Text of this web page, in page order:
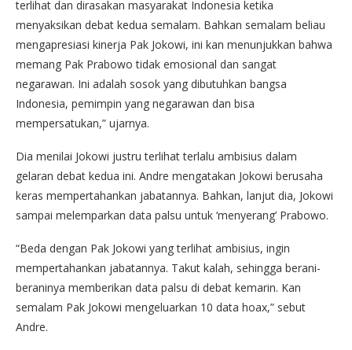
terlihat dan dirasakan masyarakat Indonesia ketika
menyaksikan debat kedua semalam. Bahkan semalam beliau
mengapresiasi kinerja Pak Jokowi, ini kan menunjukkan bahwa
memang Pak Prabowo tidak emosional dan sangat
negarawan. Ini adalah sosok yang dibutuhkan bangsa
Indonesia, pemimpin yang negarawan dan bisa
mempersatukan,” ujarnya.
Dia menilai Jokowi justru terlihat terlalu ambisius dalam
gelaran debat kedua ini. Andre mengatakan Jokowi berusaha
keras mempertahankan jabatannya. Bahkan, lanjut dia, Jokowi
sampai melemparkan data palsu untuk ‘menyerang’ Prabowo.
“Beda dengan Pak Jokowi yang terlihat ambisius, ingin
mempertahankan jabatannya. Takut kalah, sehingga berani-
beraninya memberikan data palsu di debat kemarin. Kan
semalam Pak Jokowi mengeluarkan 10 data hoax,” sebut
Andre.